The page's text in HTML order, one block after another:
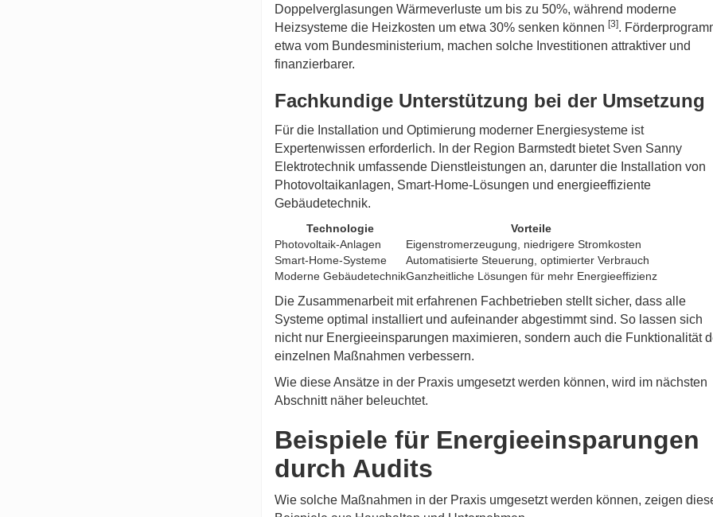
Doppelverglasungen Wärmeverluste um bis zu 50%, während moderne
Heizsysteme die Heizkosten um etwa 30% senken können [3].
etwa vom Bundesministerium, machen solche Investitionen attraktiver und
finanzierbarer.
Fachkundige Unterstützung bei der Umsetzung
Für die Installation und Optimierung moderner Energiesysteme ist
Expertenwissen erforderlich. In der Region Barmstedt bietet Sven Sanny
Elektrotechnik umfassende Dienstleistungen an, darunter die Installation von
Photovoltaikanlagen, Smart-Home-Lösungen und energieeffiziente
Gebäudetechnik.
Technologie
Vorteile
Photovoltaik-Anlagen
Eigenstromerzeugung, niedrigere Stromkosten
Smart-Home-Systeme
Automatisierte Steuerung, optimierter Verbrauch
Moderne GebäudetechnikGanzheitliche Lösungen für mehr Energieeffizienz
Die Zusammenarbeit mit erfahrenen Fachbetrieben stellt sicher, dass alle
Systeme optimal installiert und aufeinander abgestimmt sind. So lassen sich
nicht nur Energieeinsparungen maximieren, sondern auch die Funktionalität
einzelnen Maßnahmen verbessern.
Wie diese Ansätze in der Praxis umgesetzt werden können, wird im nächsten
Abschnitt näher beleuchtet.
Beispiele für Energieeinsparungen
durch Audits
Wie solche Maßnahmen in der Praxis umgesetzt werden können, zeigen